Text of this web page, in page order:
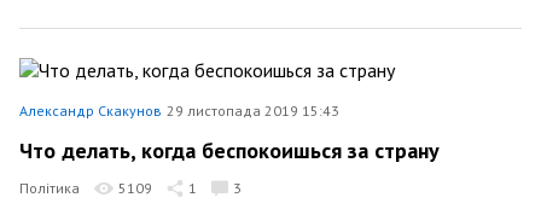
Александр Скакунов 29 листопада 2019 15:43
Что делать, когда беспокоишься за страну
Політика 5109 1 3